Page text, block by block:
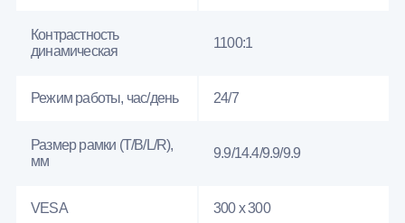
Контрастность
динамическая
1100:1
Режим работы, час/день 24/7
Размер рамки (T/B/L/R),
мм
9.9/14.4/9.9/9.9
VESA 300 x 300